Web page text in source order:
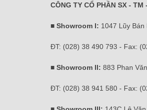
CÔNG TY CỔ PHẦN SX -
■ Showroom I: 1047 Lũy Bán
ĐT: (028) 38 490 793 - Fax:
■ Showroom II: 883 Phan
ĐT: (028) 38 941 580 - Fax: